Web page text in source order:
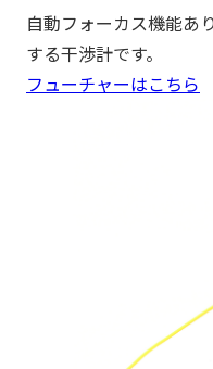
自動フォーカス機能あ
する干渉計です。
フューチャーはこちら